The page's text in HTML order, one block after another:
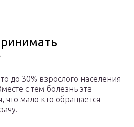
до 30% взрослого населения
с тем болезнь эта
что мало кто обращается